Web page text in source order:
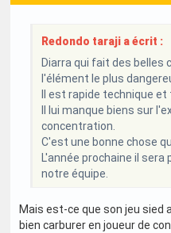
Redondo taraji a écrit :
Diarra qui fait des belles
l'élément le plus
Il est rapide technique
Il lui manque biens sur
concentration.
C'est une bonne chose
L'année prochaine il
notre équipe.
Mais est-ce que son jeu sied
bien carburer en joueur de